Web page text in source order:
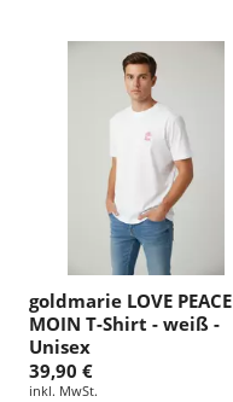
goldmarie LOVE PEACE
MOIN T-Shirt - weiß -
Unisex
39,90 €
inkl. MwSt.